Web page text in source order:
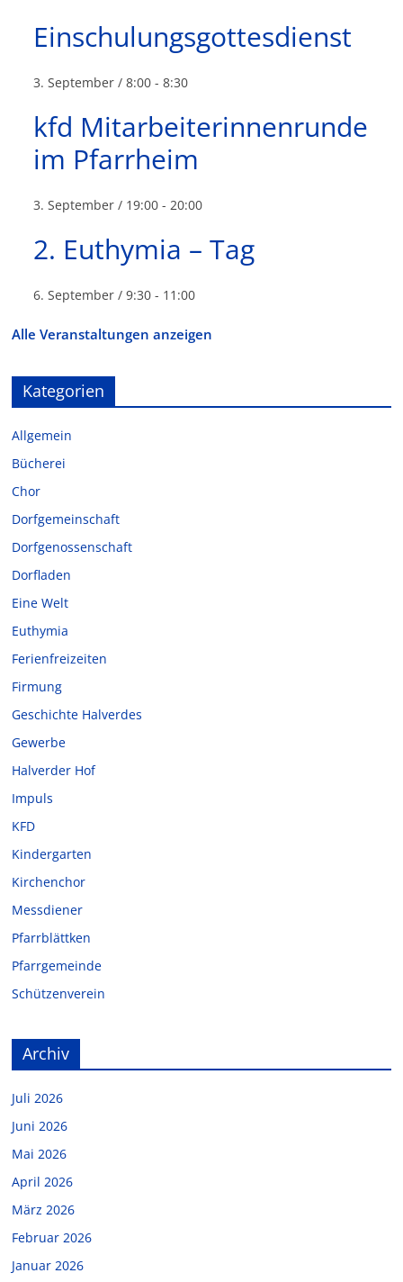
Einschulungsgottesdienst
3. September / 8:00 -8:30
kfd Mitarbeiterinnenrunde
im Pfarrheim
3. September / 19:00 -20:00
2. Euthymia – Tag
6. September / 9:30 - 11:00
Alle Veranstaltungen anzeigen
Kategorien
Allgemein
Bücherei
Chor
Dorfgemeinschaft
Dorfgenossenschaft
Dorfladen
Eine Welt
Euthymia
Ferienfreizeiten
Firmung
Geschichte Halverdes
Gewerbe
Halverder Hof
Impuls
KFD
Kindergarten
Kirchenchor
Messdiener
Pfarrblättken
Pfarrgemeinde
Schützenverein
Archiv
Juli 2026
Juni 2026
Mai 2026
April 2026
März 2026
Februar 2026
Januar 2026